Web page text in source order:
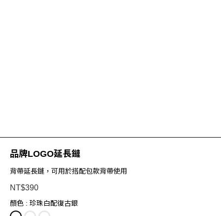
品牌LOGO延長鏈
背帶延長鏈，可用於搭配包款背帶使用
NT$390
顏色 : 珍珠白配復古銀